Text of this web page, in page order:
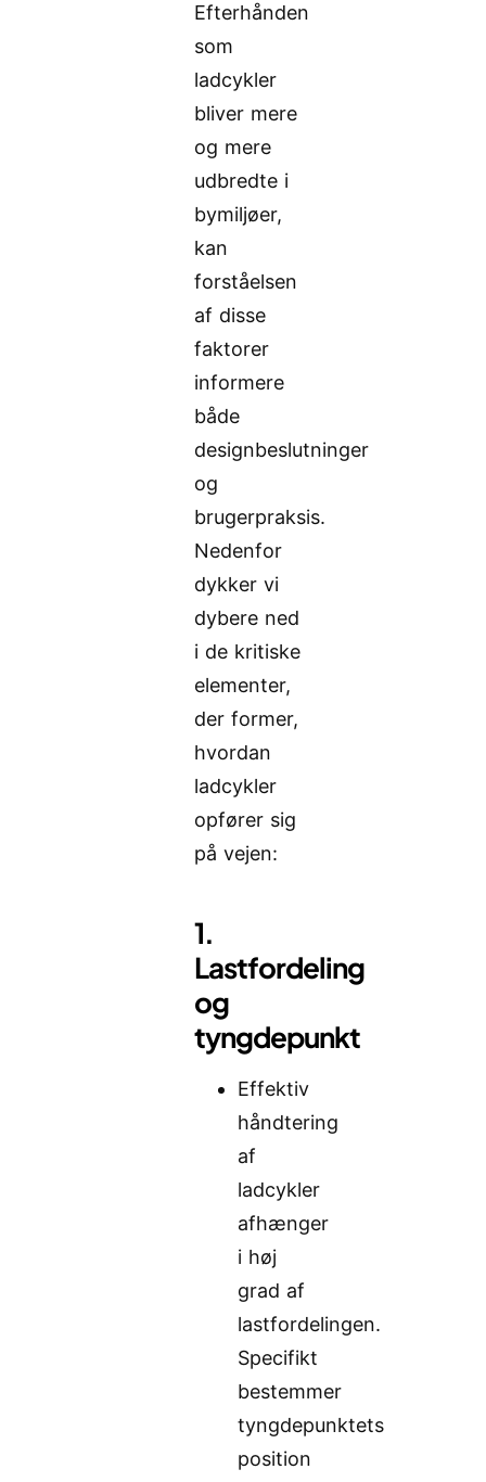
Efterhånden
som
ladcykler
bliver mere
og mere
udbredte i
bymiljøer,
kan
forståelsen
af disse
faktorer
informere
både
designbeslutninger
og
brugerpraksis.
Nedenfor
dykker vi
dybere ned
i de kritiske
elementer,
der former,
hvordan
ladcykler
opfører sig
på vejen:
1.
Lastfordeling
og
tyngdepunkt
Effektiv
håndtering
af
ladcykler
afhænger
i høj
grad af
lastfordelingen.
Specifikt
bestemmer
tyngdepunktets
position